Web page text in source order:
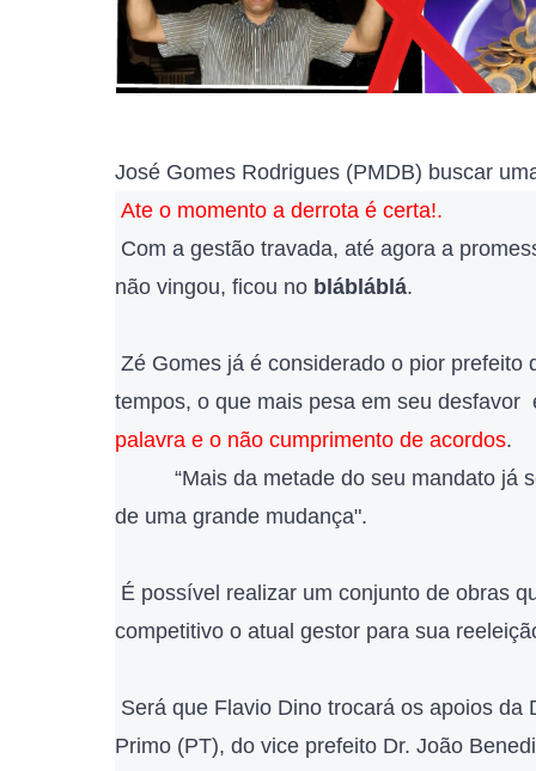
José Gomes Rodrigues (PMDB) buscar
Ate o momento a derrota é certa!.
Com a gestão travada, até agora a
não vingou, ficou no blábláblá.
Zé Gomes já é considerado o pior prefeito
tempos, o que mais pesa em seu desfavor
palavra e o não cumprimento de acordos.
“Mais da metade do seu mandato já
de uma grande mudança".
É possível realizar um conjunto de obras
competitivo o atual gestor para sua
Será que Flavio Dino trocará os apoios da
Primo (PT), do vice prefeito Dr. João